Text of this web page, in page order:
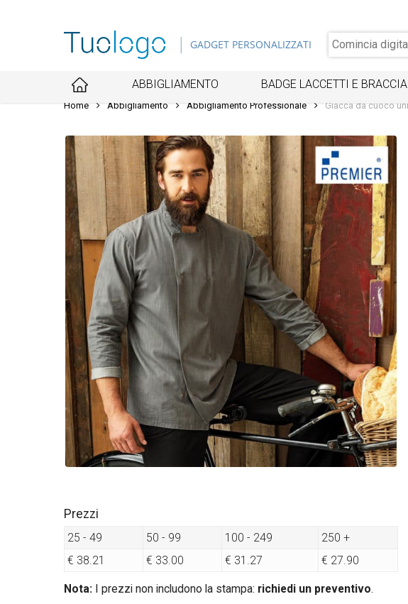
GADGET PERSONALIZZATI
ABBIGLIAMENTO
BADGE LACCETTI E
Home Abbigliamento Abbigliamento Professionale Giacca da cuoco
Prezzi
25 - 49 50 - 99 100 - 249
250 +
€ 38.21
€ 33.00 € 31.27 € 27.90
Nota: I prezzi non includono la stampa: richiedi un preventivo.